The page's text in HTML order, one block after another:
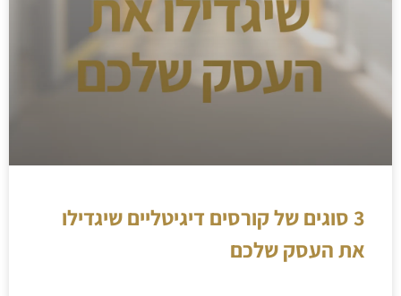
3 סוגים של קורסים דיגיטליים שיגדילו
את העסק שלכם